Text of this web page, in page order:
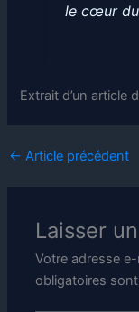
le cœur
Extrait d’un article
← Article précédent
Laisser
Votre adresse
obligatoires